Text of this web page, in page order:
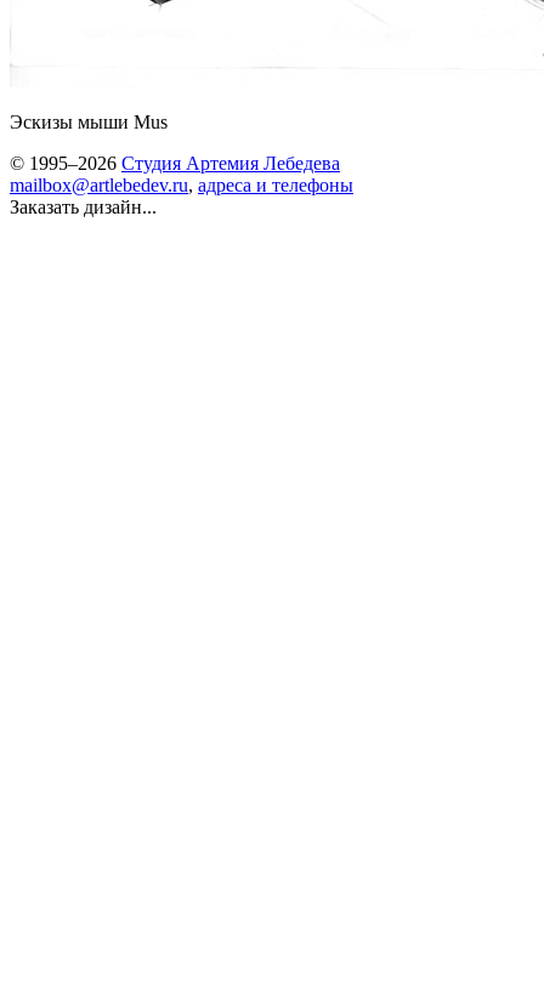
Эскизы мыши Mus
© 1995–2026 Студия Артемия Лебедева
mailbox@artlebedev.ru, адреса и телефоны
Заказать дизайн...